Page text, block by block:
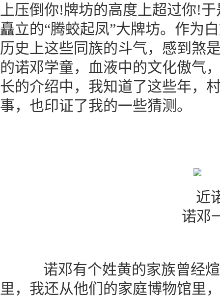
上压倒你!牌坊的高度上超过你!
矗立的“腾蛟起凤”大牌坊。作为
历史上这些同族的斗气，感到煞
的诺邓学童，血液中的文化傲气
长的介绍中，我知道了这些年，
事，也印证了我的一些猜测。
诺邓
诺邓有个姓黄的家族曾经煊
里，我还从他们的家庭博物馆里